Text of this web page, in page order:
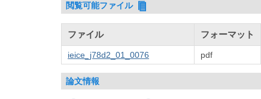
閲覧可能ファイル
ファイル フォーマット
ieice_j78d2_01_0076 pdf
論文情報